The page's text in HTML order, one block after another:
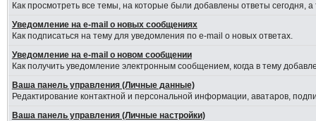
Как просмотреть все темы, на которые были добавлены ответы сегодня,
Уведомление на e-mail о новых сообщениях
Как подписаться на тему для уведомления по e-mail о новых ответах.
Уведомление на е-mail о новом сообщении
Как получить уведомление электронным сообщением, когда в тему
Ваша панель управления (Личные данные)
Редактирование контактной и персональной информации, аватаров,
Ваша панель управления (Личные настройки)